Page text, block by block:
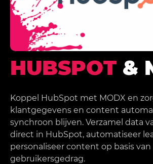
HUBSPOT &
Koppel HubSpot met MODX en
klantgegevens en content
synchroon blijven. Verzamel data
direct in HubSpot, automatiseer
personaliseer content op basis van
gebruikersgedrag.